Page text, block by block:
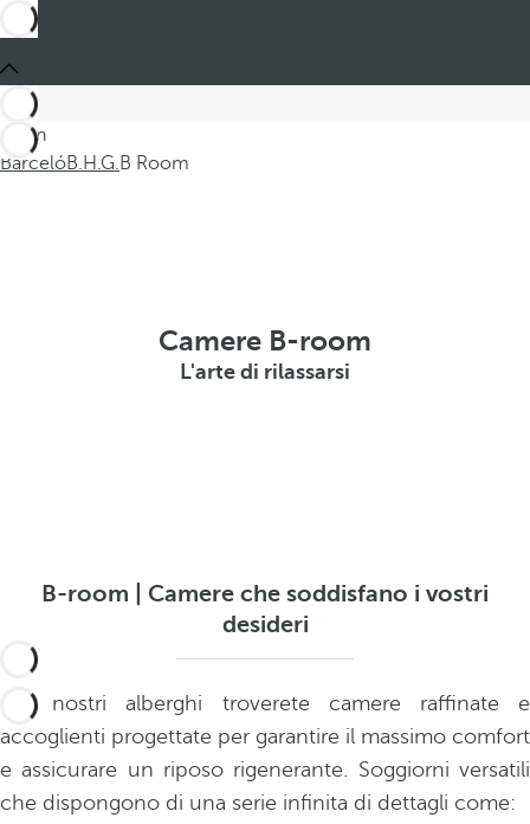
Sei in
BarcelóB.H.G.B Room
Camere B-room
L'arte di rilassarsi
B-room | Camere che soddisfano i vostri
desideri
Nei nostri alberghi troverete camere raffinate e
accoglienti progettate per garantire il massimo comfort
e assicurare un riposo rigenerante. Soggiorni versatili
che dispongono di una serie infinita di dettagli come: